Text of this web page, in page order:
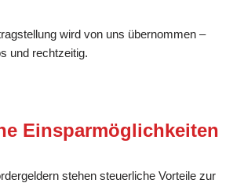
wird von uns übernommen –
und rechtzeitig.
Einsparmöglichkeiten
stehen steuerliche Vorteile zur